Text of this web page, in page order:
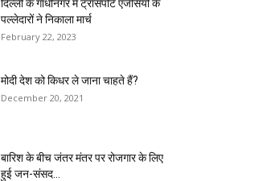
दिल्ली के गांधीनगर में ट्रांसपोर्ट एजेंसियों के
पल्लेदारों ने निकाला मार्च
February 22, 2023
मोदी देश को किधर ले जाना चाहते हैं?
December 20, 2021
बारिश के बीच जंतर मंतर पर रोजगार के लिए
हुई जन-संसद...